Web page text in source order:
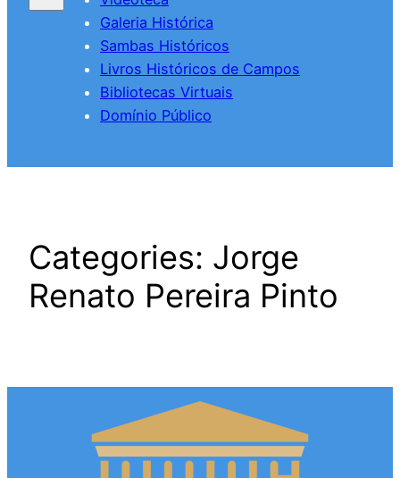
Galeria Histórica
Sambas Históricos
Livros Históricos de Campos
Bibliotecas Virtuais
Domínio Público
Categories: Jorge
Renato Pereira Pinto